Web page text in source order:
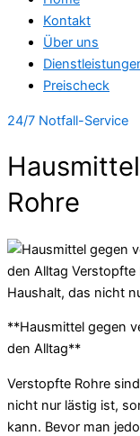
Kontakt
Über uns
Preischeck
24/7 Notfall-Service
Rohre
**Hausmittel gegen
den Alltag**
Verstopfte Rohre
nicht nur lästig ist,
kann. Bevor man